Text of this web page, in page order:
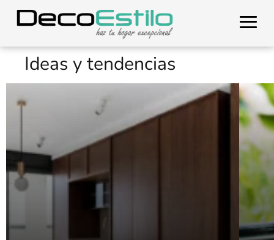
Ideas y tendencias